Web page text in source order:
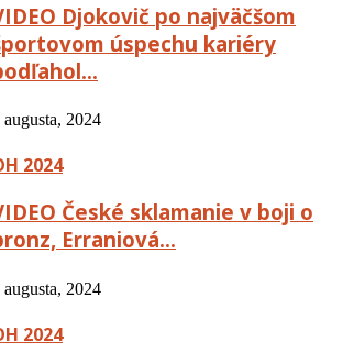
Djokovič po najväčšom
úspechu kariéry
augusta, 2024
2024
České sklamanie v boji o
Erraniová…
augusta, 2024
2024